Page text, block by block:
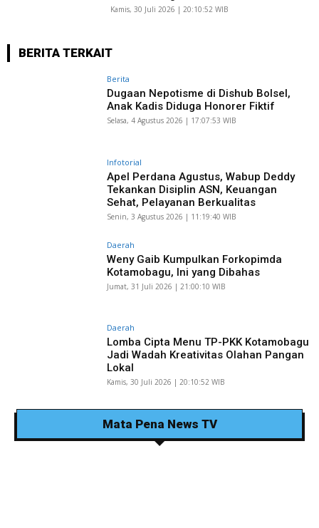
Kamis, 30 Juli 2026 | 20:10:52 WIB
BERITA TERKAIT
Berita
Dugaan Nepotisme di Dishub Bolsel,
Anak Kadis Diduga Honorer Fiktif
Selasa, 4 Agustus 2026 | 17:07:53 WIB
Infotorial
Apel Perdana Agustus, Wabup Deddy
Tekankan Disiplin ASN, Keuangan
Sehat, Pelayanan Berkualitas
Senin, 3 Agustus 2026 | 11:19:40 WIB
Daerah
Weny Gaib Kumpulkan Forkopimda
Kotamobagu, Ini yang Dibahas
Jumat, 31 Juli 2026 | 21:00:10 WIB
Daerah
Lomba Cipta Menu TP-PKK Kotamobagu
Jadi Wadah Kreativitas Olahan Pangan
Lokal
Kamis, 30 Juli 2026 | 20:10:52 WIB
Mata Pena News TV